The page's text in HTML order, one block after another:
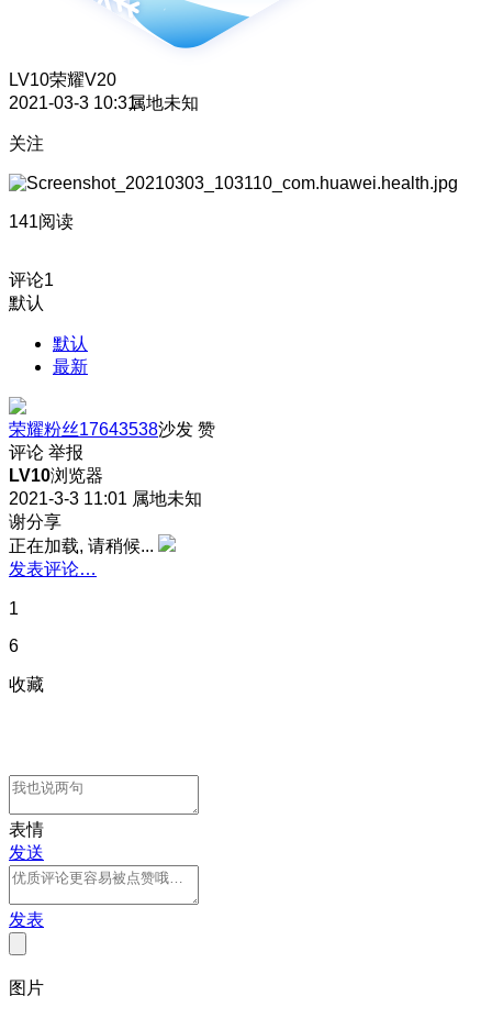
LV10荣耀V20
2021-03-3 10:31属地未知
关注
141阅读
评论1
默认
默认
最新
荣耀粉丝17643538沙发 赞
评论 举报
LV10浏览器
2021-3-3 11:01 属地未知
谢分享
正在加载, 请稍候...
发表评论…
1
6
收藏
表情
发送
发表
图片